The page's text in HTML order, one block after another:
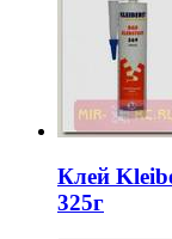
Клей
325г